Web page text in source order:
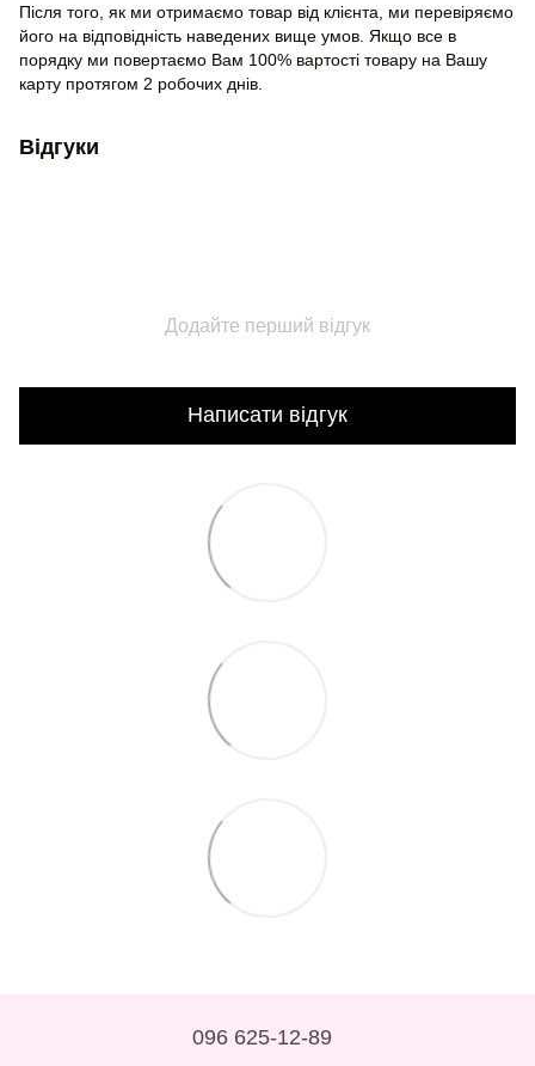
Після того, як ми отримаємо товар від клієнта, ми перевіряємо
його на відповідність наведених вище умов. Якщо все в
порядку ми повертаємо Вам 100% вартості товару на Вашу
карту протягом 2 робочих днів.
Відгуки
Додайте перший відгук
Написати відгук
096 625-12-89